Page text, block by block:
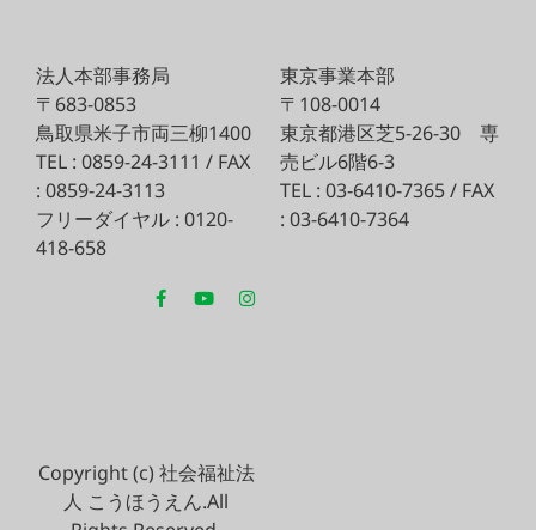
法人本部事務局
〒683-0853
鳥取県米子市両三柳1400
TEL : 0859-24-3111 / FAX
: 0859-24-3113
フリーダイヤル : 0120-
418-658
東京事業本部
〒108-0014
東京都港区芝5-26-30 専
売ビル6階6-3
TEL : 03-6410-7365 / FAX
: 03-6410-7364
Copyright (c) 社会福祉法
人 こうほうえん.All